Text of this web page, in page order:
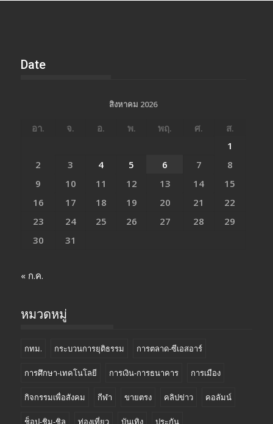
Date
สิงหาคม 2026
อา. จ. อ. พ. พฤ. ศ.
ส.
1
2
3 4 5 6 7
8
9
10 11 12 13 14
15
16
17 18 19 20 21
22
23
24 25 26 27 28
29
30
31
« ก.ค.
หมวดหมู่
กทม. กระบวนการยุติธรรม การตลาด-ซีเอสอาร์
การศึกษา-เทคโนโลยี การเงิน-การธนาคาร การเมือง
กิจกรรมเพื่อสังคม กีฬา ขายตรง คลิปข่าว คอลัมน์
ช็อป-ชิม-ชิล ท่องเที่ยว บันเทิง ประกัน